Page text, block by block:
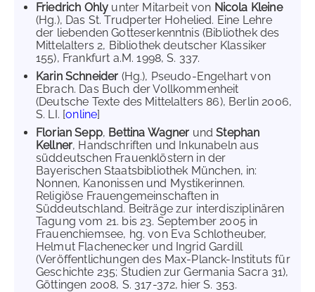
Friedrich Ohly unter Mitarbeit von Nicola Kleine
(Hg.), Das St. Trudperter Hohelied. Eine Lehre
der liebenden Gotteserkenntnis (Bibliothek des
Mittelalters 2, Bibliothek deutscher Klassiker
155), Frankfurt a.M. 1998, S. 337.
Karin Schneider (Hg.), Pseudo-Engelhart von
Ebrach. Das Buch der Vollkommenheit
(Deutsche Texte des Mittelalters 86), Berlin 2006,
S. LI. [online]
Florian Sepp, Bettina Wagner undStephan
Kellner, Handschriften und Inkunabeln aus
süddeutschen Frauenklöstern in der
Bayerischen Staatsbibliothek München, in:
Nonnen, Kanonissen und Mystikerinnen.
Religiöse Frauengemeinschaften in
Süddeutschland. Beiträge zur interdisziplinären
Tagung vom 21. bis 23. September 2005 in
Frauenchiemsee, hg. von Eva Schlotheuber,
Helmut Flachenecker und Ingrid Gardill
(Veröffentlichungen des Max-Planck-Instituts für
Geschichte 235; Studien zur Germania Sacra 31),
Göttingen 2008, S. 317-372, hier S. 353.